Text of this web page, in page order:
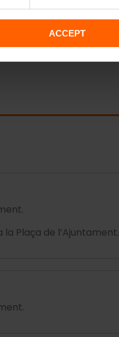
ACCEPT
Plaça de l’Ajuntament.